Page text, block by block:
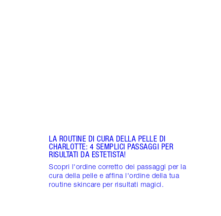
LA ROUTINE DI CURA DELLA PELLE DI
CHARLOTTE: 4 SEMPLICI PASSAGGI PER
RISULTATI DA ESTETISTA!
Scopri l'ordine corretto dei passaggi per la
cura della pelle e affina l'ordine della tua
routine skincare per risultati magici.